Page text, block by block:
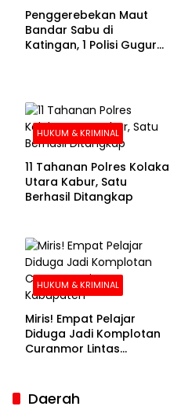
Penggerebekan Maut
Bandar Sabu di
Katingan, 1 Polisi Gugur
HUKUM & KRIMINAL
11 Tahanan Polres Kolaka
Utara Kabur, Satu
Berhasil Ditangkap
HUKUM & KRIMINAL
Miris! Empat Pelajar
Diduga Jadi Komplotan
Curanmor Lintas
Daerah